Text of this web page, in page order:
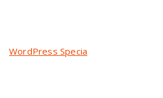
WordPress Specia